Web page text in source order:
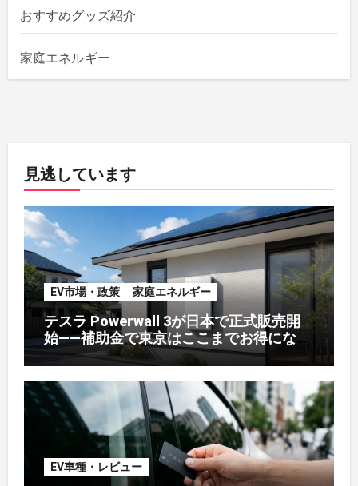
おすすめグッズ紹介
家庭エネルギー
見逃しています
EV市場・政策 家庭エネルギー
テスラ Powerwall 3が日本で正式販売開
始——補助金で東京はここまでお得になる
【2026年8月最新】
EV車種・レビュー